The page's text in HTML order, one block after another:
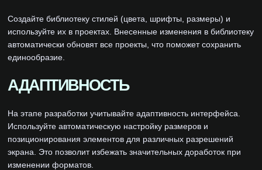
Создайте библиотеку стилей (цвета, шрифты, размеры) и
используйте их в проектах. Внесенные изменения в библиотеку
автоматически обновят все проекты, что поможет сохранить
единообразие.
АДАПТИВНОСТЬ
На этапе разработки учитывайте адаптивность интерфейса.
Используйте автоматическую настройку размеров и
позиционирования элементов для различных разрешений
экрана. Это позволит избежать значительных доработок при
изменении форматов.